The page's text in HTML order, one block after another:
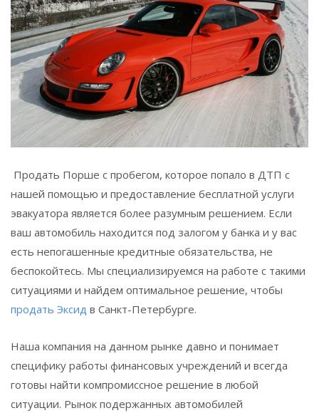
Продать Порше с пробегом, которое попало в ДТП с
нашей помощью и предоставление бесплатной услуги
эвакуатора является более разумным решением. Если
ваш автомобиль находится под залогом у банка и у вас
есть непогашенные кредитные обязательства, не
беспокойтесь. Мы специализируемся на работе с такими
ситуациями и найдем оптимальное решение, чтобы
продать Эксид в Санкт-Петербурге.
Наша компания на данном рынке давно и понимает
специфику работы финансовых учреждений и всегда
готовы найти компромиссное решение в любой
ситуации. Рынок подержанных автомобилей